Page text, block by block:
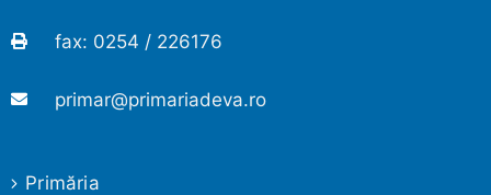
fax: 0254 / 226176
primar@primariadeva.ro
Primăria